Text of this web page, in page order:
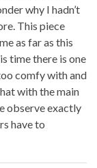
why I hadn’t
This piece
as far as this
time there is one
comfy with and
with the main
observe exactly
have to